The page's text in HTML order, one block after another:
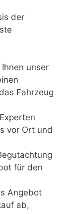
der
Ihnen unser
Fahrzeug
vor Ort und
für den
Angebot
ab,